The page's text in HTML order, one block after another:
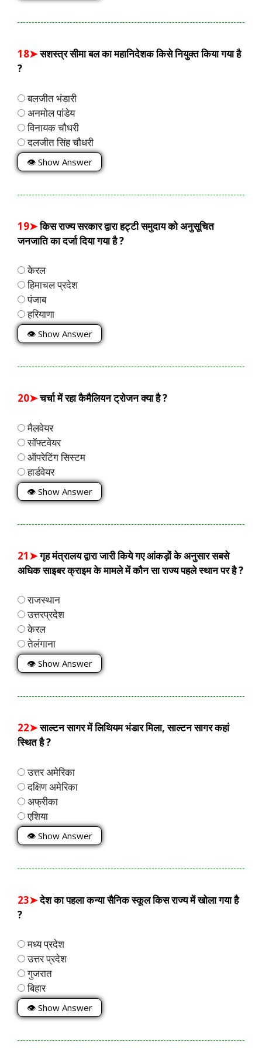
18➤सशस्त्र सीमा बल का महानिदेशक किसे नियुक्त किया गया है
?
बलजीत भंडारी
अनमोल पांडेय
विनायक चौधरी
दलजीत सिंह चौधरी
👁 Show Answer
19➤किस राज्य सरकार द्वारा हट्टी समुदाय को अनुसूचित
जनजाति का दर्जा दिया गया है ?
केरल
हिमाचल प्रदेश
पंजाब
हरियाणा
👁 Show Answer
20➤चर्चा में रहा कैमैलियन ट्रोजन क्या है ?
मैलवेयर
सॉफ्टवेयर
ऑपरेटिंग सिस्टम
हार्डवेयर
👁 Show Answer
21➤गृह मंत्रालय द्वारा जारी किये गए आंकड़ों के अनुसार सबसे
अधिक साइबर क्राइम के मामले में कौन सा राज्य पहले स्थान पर है ?
राजस्थान
उत्तरप्रदेश
केरल
तेलंगाना
👁 Show Answer
22➤साल्टन सागर में लिथियम भंडार मिला, साल्टन सागर कहां
स्थित है ?
उत्तर अमेरिका
दक्षिण अमेरिका
अफ्रीका
एशिया
👁 Show Answer
23➤देश का पहला कन्या सैनिक स्कूल किस राज्य में खोला गया है
?
मध्य प्रदेश
उत्तर प्रदेश
गुजरात
बिहार
👁 Show Answer